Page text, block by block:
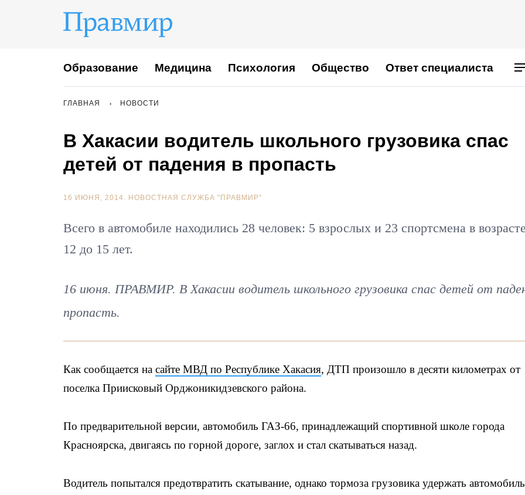
Образование Медицина Психология Общество Ответ специалиста
ГЛАВНАЯ НОВОСТИ
В Хакасии водитель школьного грузовика спас
детей от падения в пропасть
16 ИЮНЯ, 2014. НОВОСТНАЯ СЛУЖБА "ПРАВМИР"
Всего в автомобиле находились 28 человек: 5 взрослых и 23 спортсмена в
12 до 15 лет.
16 июня. ПРАВМИР. В Хакасии водитель школьного грузовика спас детей от
пропасть.
Как сообщается на сайте МВД по Республике Хакасия, ДТП произошло в десяти километрах от
поселка Приисковый Орджоникидзевского района.
По предварительной версии, автомобиль ГАЗ-66, принадлежащий спортивной школе города
Красноярска, двигаясь по горной дороге, заглох и стал скатываться назад.
Водитель попытался предотвратить скатывание, однако тормоза грузовика удержать